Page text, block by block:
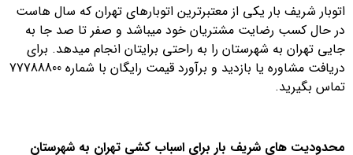
اتوبار شریف بار یکی از معتبرترین اتوبارهای تهران که سال هاست
در حال کسب رضایت مشتریان خود میباشد و صفر تا صد جا به
جایی تهران به شهرستان را به راحتی برایتان انجام میدهد. برای
دریافت مشاوره یا بازدید و برآورد قیمت رایگان با شماره 77788800
تماس بگیرید.
محدودیت های شریف بار برای اسباب کشی تهران به شهرستان